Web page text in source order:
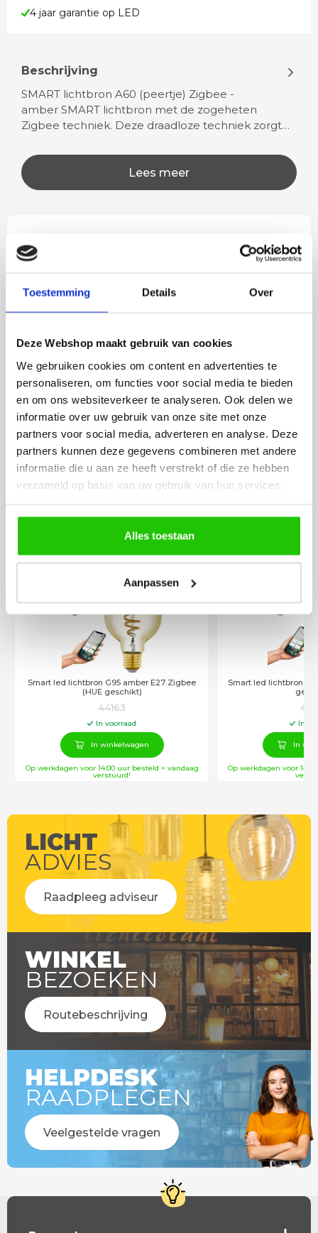
Toestemming Details Over
Deze Webshop maakt gebruik van cookies
We gebruiken cookies om content en advertenties te
personaliseren, om functies voor social media te bieden
en om ons websiteverkeer te analyseren. Ook delen we
informatie over uw gebruik van onze site met onze
partners voor social media, adverteren en analyse. Deze
partners kunnen deze gegevens combineren met andere
informatie die u aan ze heeft verstrekt of die ze hebben
verzameld op basis van uw gebruik van hun services.
Alles toestaan
Aanpassen
4 jaar garantie op LED
Beschrijving
SMART lichtbron A60 (peertje) Zigbee -
amber SMART lichtbron met de zogeheten
Zigbee techniek. Deze draadloze techniek zorgt…
Lees meer
Rian
lamp heb uitgekozen en
besteld. De volgende dag
netjes en veilig verpakt.
leveren verliep vlot en
veel sfeer, het is ook
eenvoudig te
MEER PRODUCTEN
UIT DE SERIE SMART
Smart led lichtbron G95 amber E27 Zigbee
(HUE geschikt)
44163
In voorraad
In winkelwagen
Op werkdagen voor 14:00 uur besteld = vandaag
verstuurd!
Smart led lichtbron
In
In
Op werkdagen voor
LICHT
ADVIES
Raadpleeg adviseur
WINKEL
BEZOEKEN
Routebeschrijving
HELPDESK
RAADPLEGEN
Veelgestelde vragen